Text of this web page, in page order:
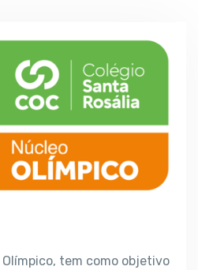
tem como objetivo